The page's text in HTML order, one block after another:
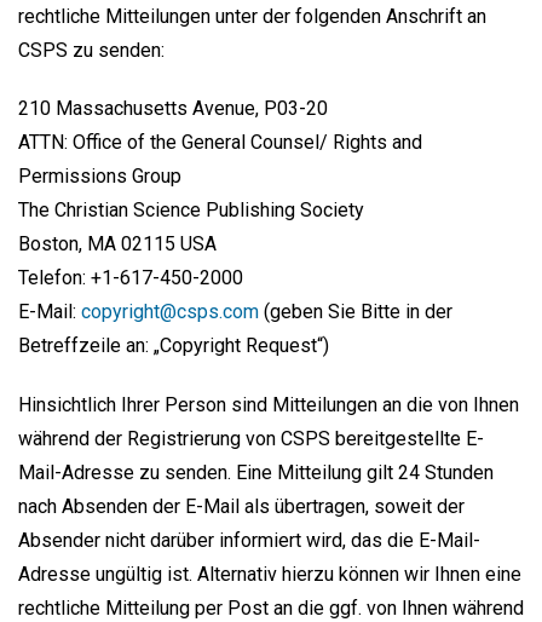
rechtliche Mitteilungen unter der folgenden Anschrift an
CSPS zu senden:
210 Massachusetts Avenue, P03-20
ATTN: Office of the General Counsel/ Rights and
Permissions Group
The Christian Science Publishing Society
Boston, MA 02115 USA
Telefon: +1-617-450-2000
E-Mail: copyright@csps.com (geben Sie Bitte in der
Betreffzeile an: „Copyright Request“)
Hinsichtlich Ihrer Person sind Mitteilungen an die von Ihnen
während der Registrierung von CSPS bereitgestellte E-
Mail-Adresse zu senden. Eine Mitteilung gilt 24 Stunden
nach Absenden der E-Mail als übertragen, soweit der
Absender nicht darüber informiert wird, das die E-Mail-
Adresse ungültig ist. Alternativ hierzu können wir Ihnen eine
rechtliche Mitteilung per Post an die ggf. von Ihnen während